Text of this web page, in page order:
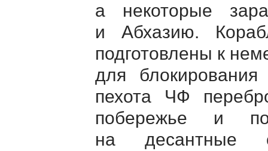
а некоторые
и Абхазию.
подготовлены к
для блокирования
пехота ЧФ
побережье и
на десантные